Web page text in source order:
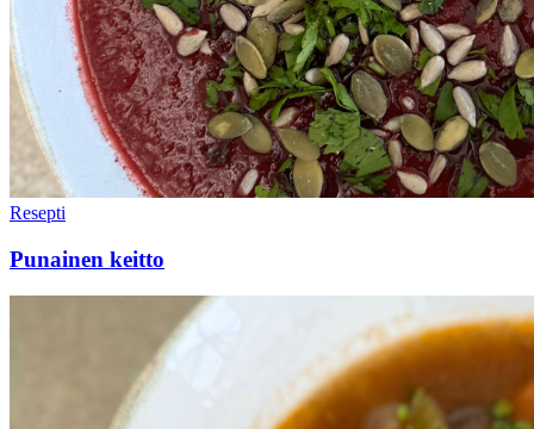
Resepti
Punainen keitto